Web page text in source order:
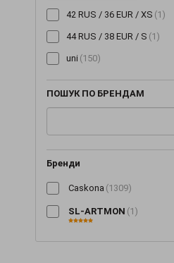
42 RUS / 36 EUR / XS (1)
44 RUS / 38 EUR / S (1)
uni (150)
ПОШУК ПО БРЕНДАМ
Бренди
Caskona (1309)
SL-ARTMON (1)